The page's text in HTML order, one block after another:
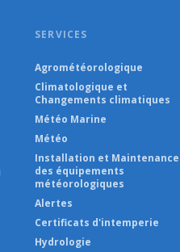
SERVICES
Agrométéorologique
Climatologique et
Changements climatiques
Météo Marine
Météo
Installation et Maintenance
des équipements
météorologiques
Alertes
Certificats d'intemperie
Hydrologie